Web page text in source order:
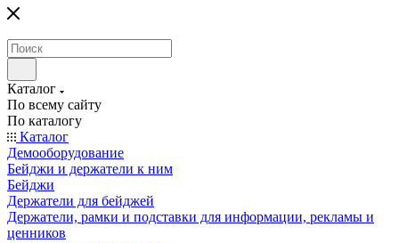
Каталог
По всему сайту
По каталогу
Каталог
Демооборудование
Бейджи и держатели к ним
Бейджи
Держатели для бейджей
Держатели, рамки и подставки для информации, рекламы и
ценников